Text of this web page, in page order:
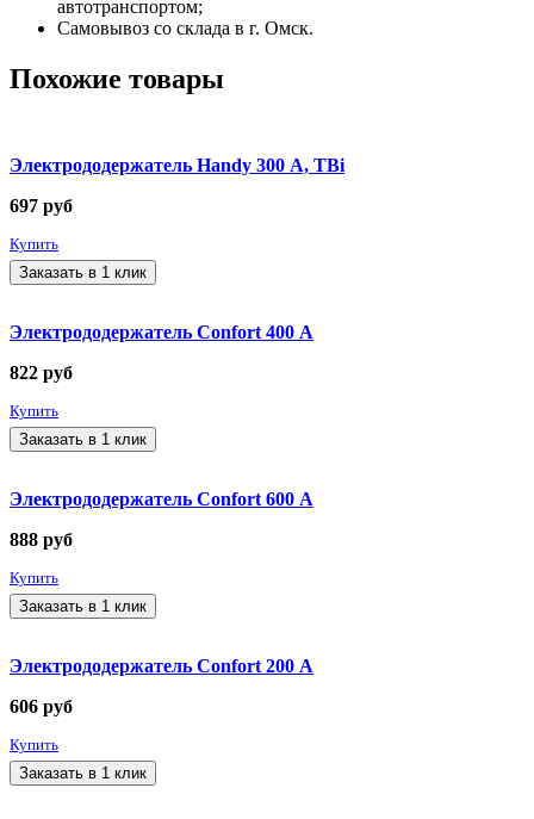
автотранспортом;
Самовывоз со склада в г. Омск.
Похожие товары
Электрододержатель Handy 300 А, TBi
697 руб
Купить
Заказать в 1 клик
Электрододержатель Confort 400 А
822 руб
Купить
Заказать в 1 клик
Электрододержатель Confort 600 А
888 руб
Купить
Заказать в 1 клик
Электрододержатель Confort 200 А
606 руб
Купить
Заказать в 1 клик